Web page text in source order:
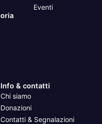
Eventi
Info & contatti
Chi siamo
Donazioni
Contatti & Segnalazioni